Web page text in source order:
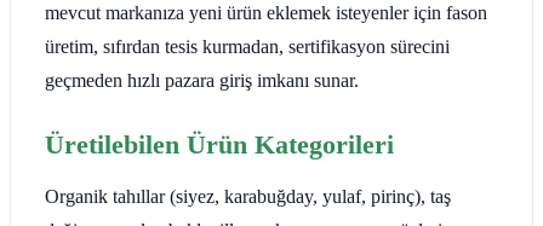
mevcut markanıza yeni ürün eklemek isteyenler için fason
üretim, sıfırdan tesis kurmadan, sertifikasyon sürecini
geçmeden hızlı pazara giriş imkanı sunar.
Üretilebilen Ürün Kategorileri
Organik tahıllar (siyez, karabuğday, yulaf, pirinç), taş